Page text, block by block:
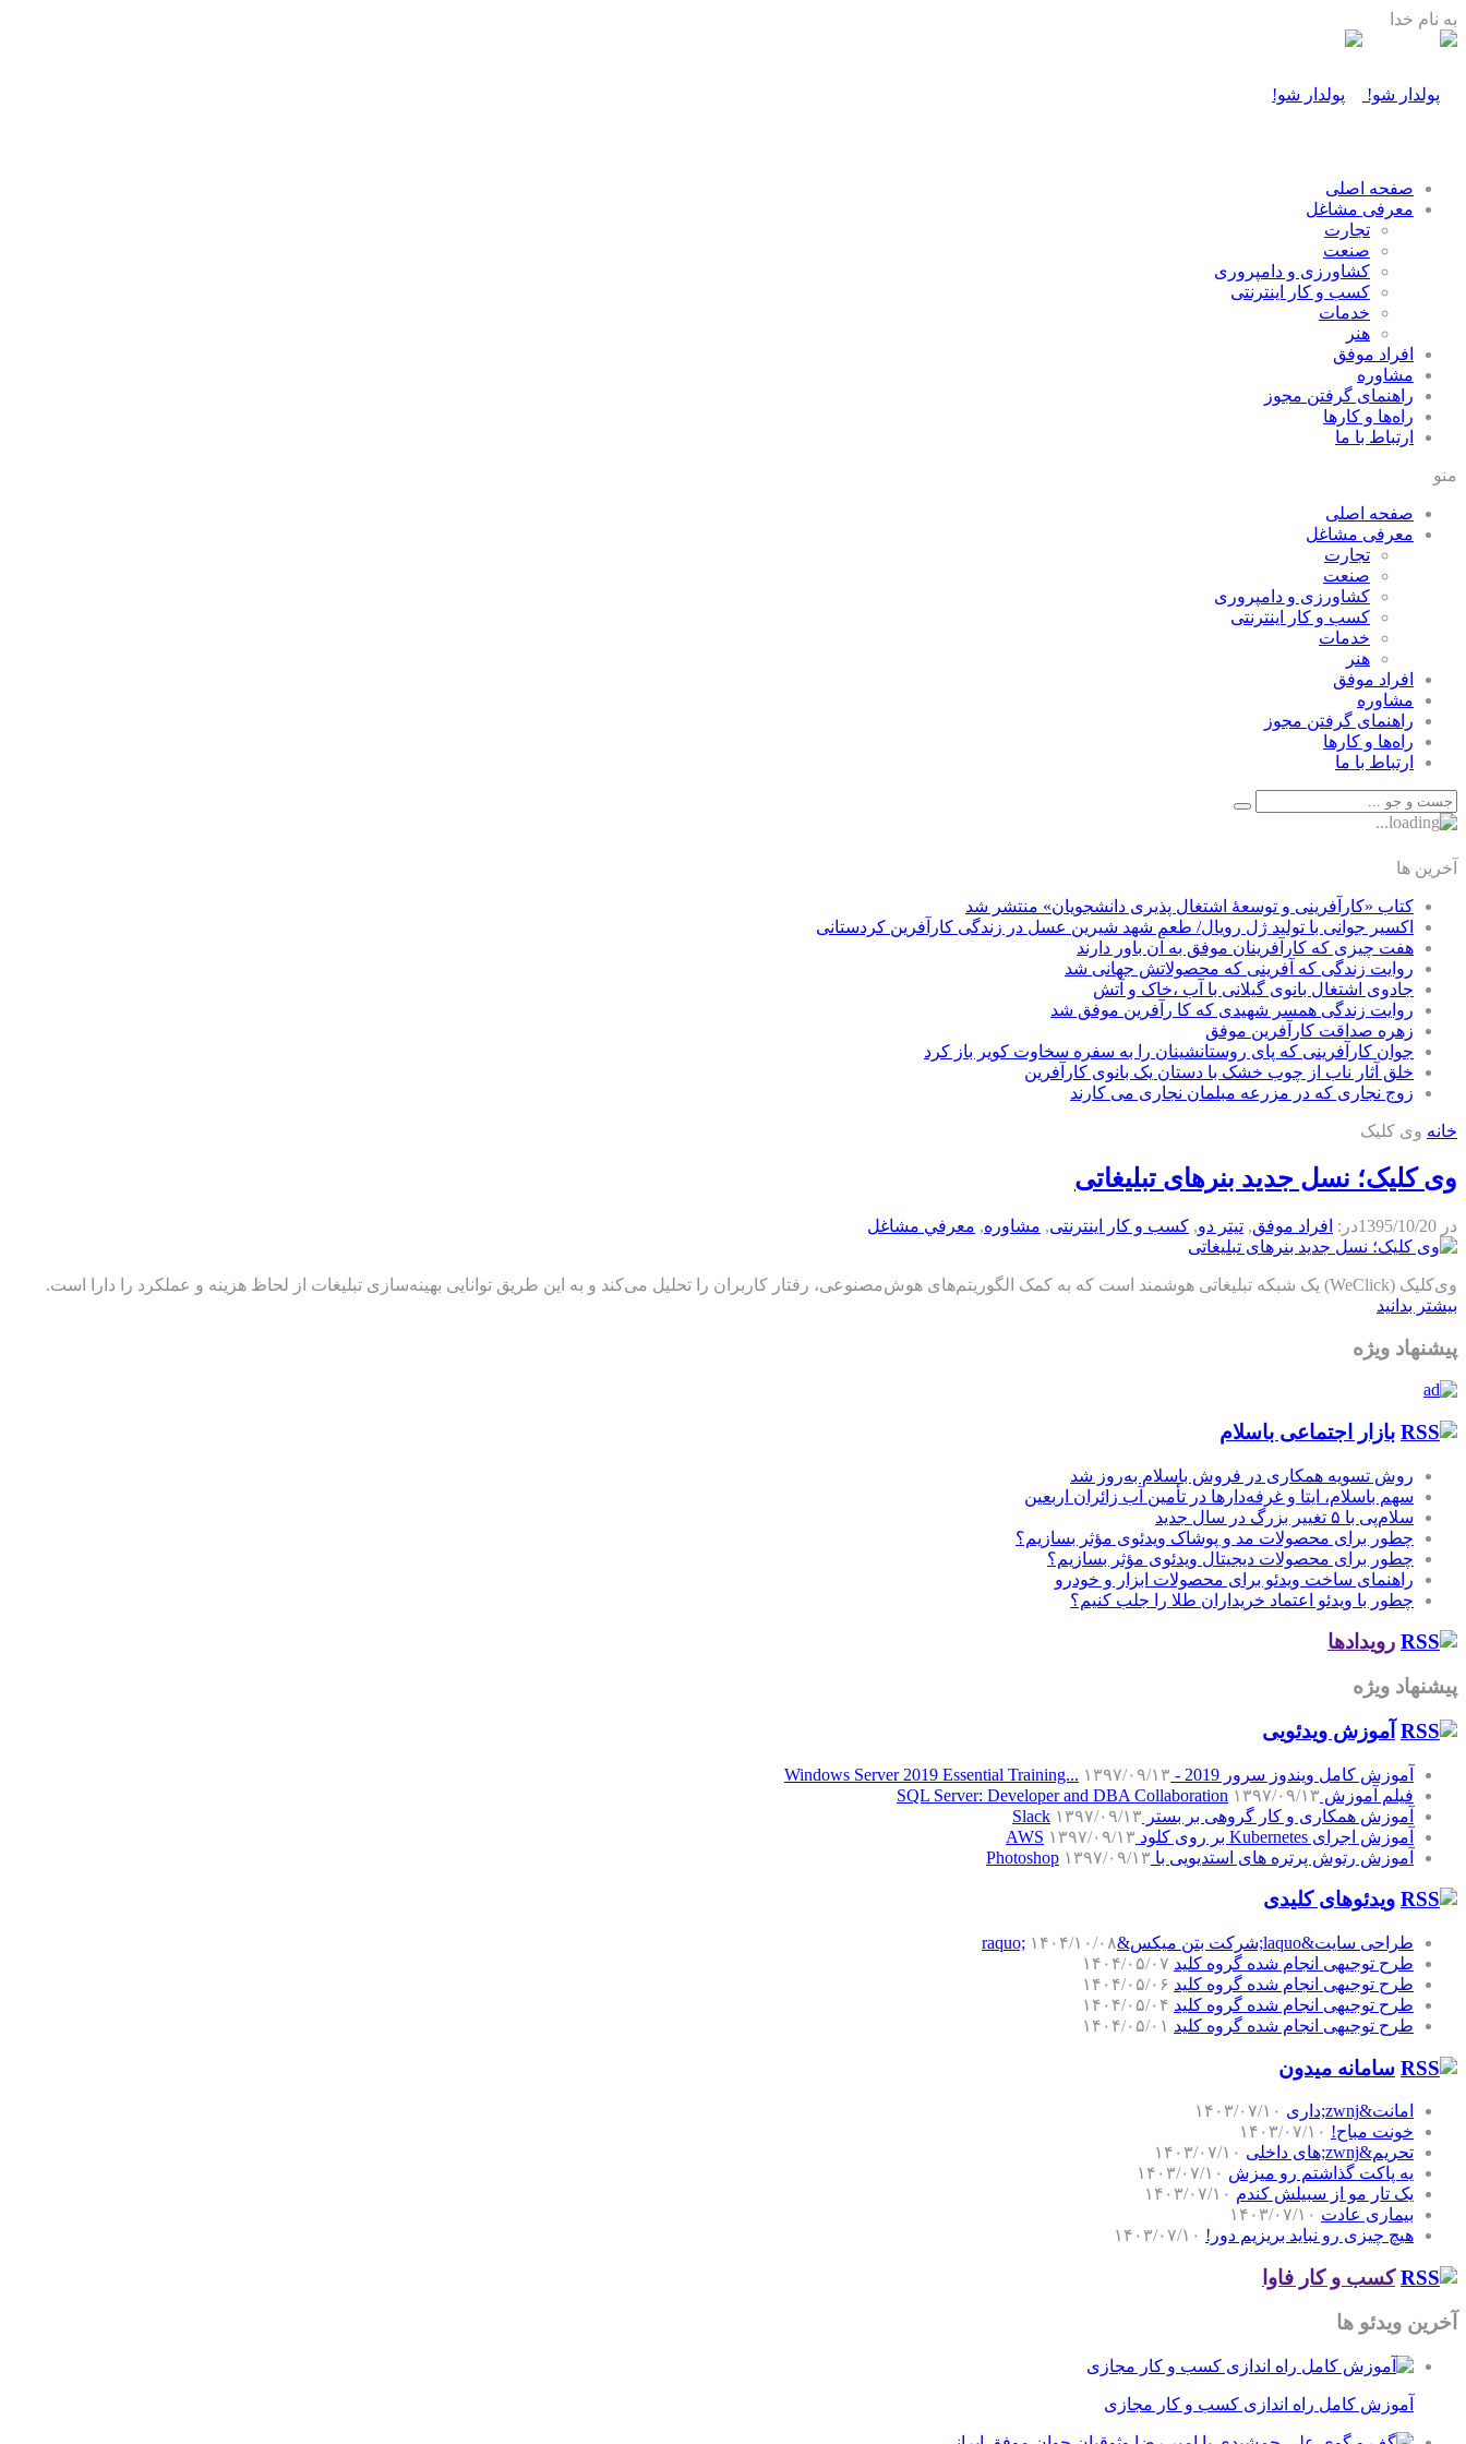
به نام خدا
صفحه اصلی
معرفی مشاغل
تجارت
صنعت
كشاورزی و دامپروری
كسب و كار اينترنتی
خدمات
هنر
افراد موفق
مشاوره
راهنمای گرفتن مجوز
راه‌ها و كارها
ارتباط با ما
منو
صفحه اصلی
معرفی مشاغل
تجارت
صنعت
كشاورزی و دامپروری
كسب و كار اينترنتی
خدمات
هنر
افراد موفق
مشاوره
راهنمای گرفتن مجوز
راه‌ها و كارها
ارتباط با ما
آخرین ها
کتاب «کارآفرینی و توسعۀ اشتغال پذیری دانشجویان» منتشر شد
اکسیر جوانی با تولید ژل رویال/ طعم شهد شیرین عسل‌ در زندگی کارآفرین کردستانی
هفت چیزی که کارآفرینان موفق به آن باور دارند
روایت زندگی که آفرینی که محصولاتش جهانی شد
جادوی اشتغال بانوی گیلانی با آب ،خاک و آتش
روایت زندگی همسر شهیدی که کا رآفرین موفق شد
زهره صداقت کارآفرین موفق
جوان کارآفرینی که پای روستانشینان را به سفره سخاوت کویر باز کرد
خلق آثار ناب از چوب خشک با دستان یک بانوی کارآفرین
زوج نجاری که در مزرعه مبلمان نجاری می کارند
خانه وی کلیک
وی کلیک؛ نسل جدید بنرهای تبلیغاتی
در 1395/10/20در: افراد موفق, تیتر دو, كسب و كار اينترنتی, مشاوره, معرفي مشاغل
وی‌کلیک (WeClick) یک شبکه تبلیغاتی هوشمند است که به کمک الگوریتم‌های هوش‌مصنوعی، رفتار کاربران را تحلیل می‌کند و به این طریق توانایی بهینه‌سازی تبلیغات از لحاظ هزینه و عملکرد را دارا است.
بیشتر بدانید
پیشنهاد ویژه
بازار اجتماعی باسلام
روش تسویه همکاری در فروش باسلام به‌روز شد
سهم باسلام، ایتا و غرفه‌دارها در تأمین آب زائران اربعین
سلام‌پی با ۵ تغییر بزرگ در سال جدید
چطور برای محصولات مد و پوشاک ویدئوی مؤثر بسازیم؟
چطور برای محصولات دیجیتال ویدئوی مؤثر بسازیم؟
راهنمای ساخت ویدئو برای محصولات ابزار و خودرو
چطور با ویدئو اعتماد خریداران طلا را جلب کنیم؟
رویدادها
پیشنهاد ویژه
آموزش‌ ویدئویی
آموزش کامل ویندوز سرور 2019 - Windows Server 2019 Essential Training...
۱۳۹۷/۰۹/۱۳
فیلم آموزش SQL Server: Developer and DBA Collaboration ۱۳۹۷/۰۹/۱۳
آموزش همکاری و کار گروهی بر بستر Slack ۱۳۹۷/۰۹/۱۳
آموزش اجرای Kubernetes بر روی کلود AWS
۱۳۹۷/۰۹/۱۳
آموزش رتوش پرتره های استدیویی با Photoshop ۱۳۹۷/۰۹/۱۳
ویدئوهای کلیدی
طراحی سایت&laquo;شرکت بتن میکس&raquo;
۱۴۰۴/۱۰/۰۸
طرح توجیهی انجام شده گروه کلید ۱۴۰۴/۰۵/۰۷
طرح توجیهی انجام شده گروه کلید ۱۴۰۴/۰۵/۰۶
طرح توجیهی انجام شده گروه کلید ۱۴۰۴/۰۵/۰۴
طرح توجیهی انجام شده گروه کلید ۱۴۰۴/۰۵/۰۱
سامانه میدون
امانت&zwnj;داری
۱۴۰۳/۰۷/۱۰
خونت مباح! ۱۴۰۳/۰۷/۱۰
تحریم&zwnj;های داخلی
۱۴۰۳/۰۷/۱۰
یه پاکت گذاشتم رو میزش ۱۴۰۳/۰۷/۱۰
یک تار مو از سبیلش کندم ۱۴۰۳/۰۷/۱۰
بیماری عادت ۱۴۰۳/۰۷/۱۰
هیچ چیزی رو نباید بریزیم دور! ۱۴۰۳/۰۷/۱۰
کسب و کار فاوا
آخرین ویدئو ها
آموزش کامل راه اندازی کسب و کار مجازی